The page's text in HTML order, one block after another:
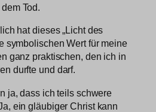
Tod.
hat dieses „Licht des
symbolischen Wert für meine
ganz praktischen, den ich in
durfte und darf.
ja, dass ich teils schwere
ein gläubiger Christ kann